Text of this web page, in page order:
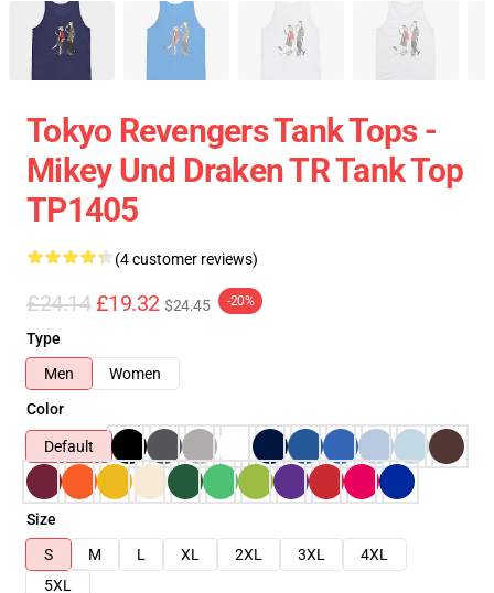
Tokyo Revengers Tank Tops -
Mikey Und Draken TR Tank Top
TP1405
(4 customer reviews)
£24.14 £19.32 $24.45 -20%
Type
Men
Women
Color
Default
Size
S
M L XL 2XL 3XL
4XL
5XL